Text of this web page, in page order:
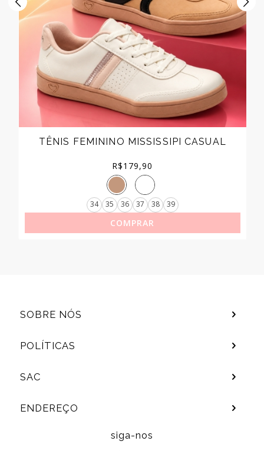
TÊNIS FEMININO MISSISSIPI CASUAL
R$179,90
34 35 36 37 38 39
COMPRAR
SOBRE NÓS
POLÍTICAS
SAC
ENDEREÇO
siga-nos